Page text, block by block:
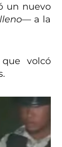
un nuevo
a la
volcó